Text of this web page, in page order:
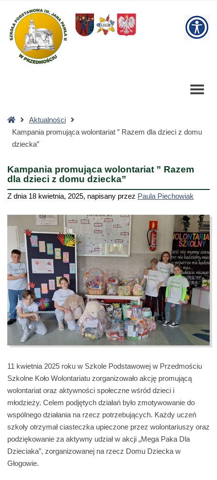
promująca
wolontariat
Razem
dziecka"
Strona
główna
Aktualności
Kampania promująca wolontariat ” Razem dla dzieci z domu
dziecka”
Kampania promująca wolontariat ” Razem
dla dzieci z domu dziecka”
Z dnia 18 kwietnia, 2025, napisany przez Paula Piechowiak
11 kwietnia 2025 roku w Szkole Podstawowej w Przedmościu
Szkolne Koło Wolontariatu zorganizowało akcję promującą
wolontariat oraz aktywności społeczne wśród dzieci i
młodzieży. Celem podjętych działań było zmotywowanie do
wspólnego działania na rzecz potrzebujących. Każdy uczeń
szkoły otrzymał ciasteczka upieczone przez wolontariuszy oraz
podziękowanie za aktywny udział w akcji „Mega Paka Dla
Dzieciaka”, zorganizowanej na rzecz Domu Dziecka w
Głogowie.